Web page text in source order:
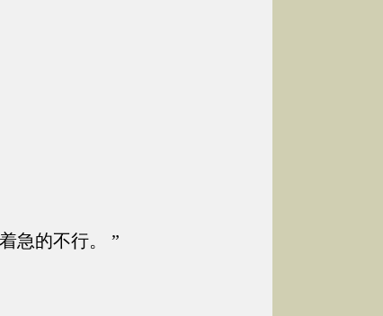
急的不行。 ”